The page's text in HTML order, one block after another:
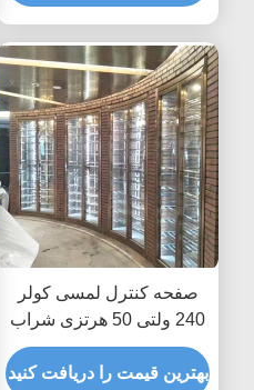
صفحه کنترل لمسی کولر
240 ولتی 50 هرتزی شراب
از جنس استنلس استیل
فلزی
بهترین قیمت را دریافت کنید